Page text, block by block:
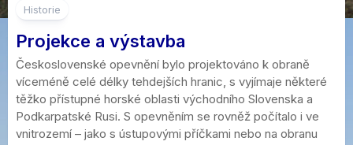
Historie
Projekce a výstavba
Československé opevnění bylo projektováno k obraně
víceméně celé délky tehdejších hranic, s vyjímaje některé
těžko přístupné horské oblasti východního Slovenska a
Podkarpatské Rusi. S opevněním se rovněž počítalo i ve
vnitrozemí – jako s ústupovými příčkami nebo na obranu